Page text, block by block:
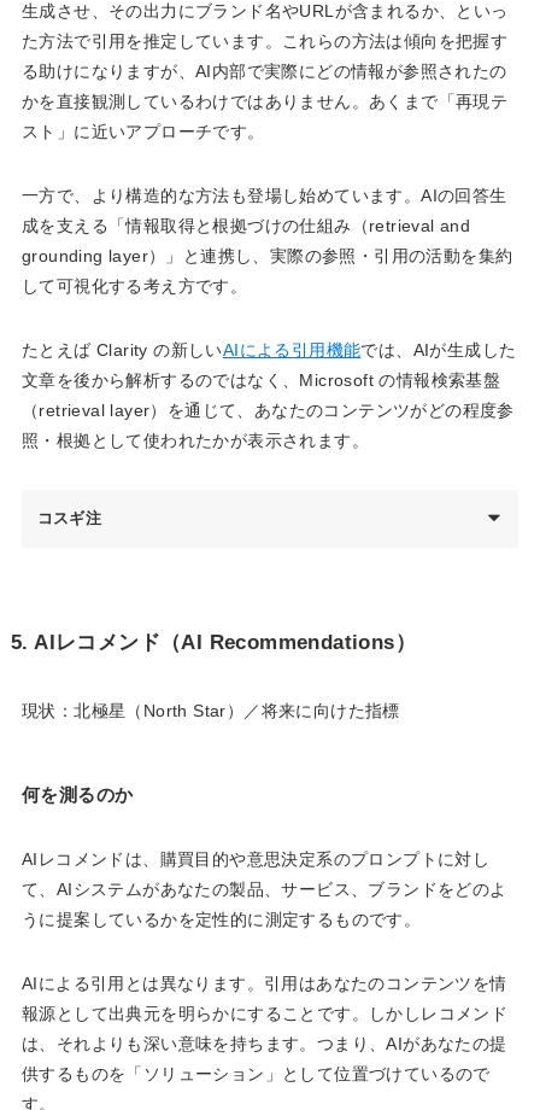
生成させ、その出力にブランド名やURLが含まれるか、といっ
た方法で引用を推定しています。これらの方法は傾向を把握す
る助けになりますが、AI内部で実際にどの情報が参照されたの
かを直接観測しているわけではありません。あくまで「再現テ
スト」に近いアプローチです。
一方で、より構造的な方法も登場し始めています。AIの回答生
成を支える「情報取得と根拠づけの仕組み（retrieval and
grounding layer）」と連携し、実際の参照・引用の活動を集約
して可視化する考え方です。
たとえば Clarity の新しいAIによる引用機能では、AIが生成した
文章を後から解析するのではなく、Microsoft の情報検索基盤
（retrieval layer）を通じて、あなたのコンテンツがどの程度参
照・根拠として使われたかが表示されます。
コスギ注
5. AIレコメンド（AI Recommendations）
現状：北極星（North Star）／将来に向けた指標
何を測るのか
AIレコメンドは、購買目的や意思決定系のプロンプトに対し
て、AIシステムがあなたの製品、サービス、ブランドをどのよ
うに提案しているかを定性的に測定するものです。
AIによる引用とは異なります。引用はあなたのコンテンツを情
報源として出典元を明らかにすることです。しかしレコメンド
は、それよりも深い意味を持ちます。つまり、AIがあなたの提
供するものを「ソリューション」として位置づけているので
す。